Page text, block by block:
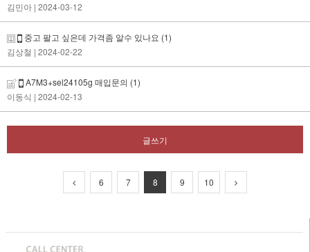
김민아 | 2024-03-12
중고 팔고 싶은데 가격좀 알수 있나요 (1)
김상철 | 2024-02-22
A7M3+sel24105g 매입문의 (1)
이동식 | 2024-02-13
글쓰기
6 7 8 9 10